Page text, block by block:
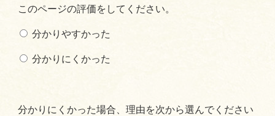
このページの評価をしてください。
分かりやすかった
分かりにくかった
分かりにくかった場合、理由を次から選んでください